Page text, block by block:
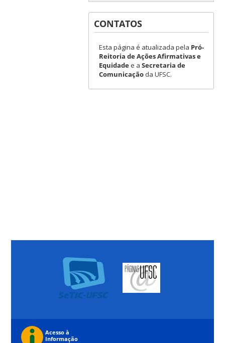
CONTATOS
Esta página é atualizada pela Pró-
Reitoria de Ações Afirmativas e
Equidadee a Secretaria de
Comunicaçãoda UFSC.